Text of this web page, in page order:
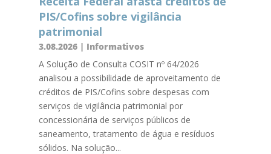
PIS/Cofins sobre vigilância
patrimonial
3.08.2026| Informativos
A Solução de Consulta COSIT nº 64/2026
analisou a possibilidade de aproveitamento de
créditos de PIS/Cofins sobre despesas com
serviços de vigilância patrimonial por
concessionária de serviços públicos de
saneamento, tratamento de água e resíduos
sólidos. Na solução...